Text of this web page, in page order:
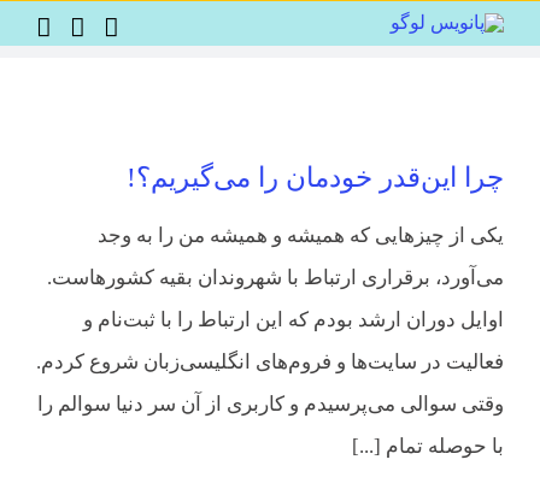
to
چرا این‌قدر خودمان را می‌گیریم؟!
یکی از چیزهایی که همیشه و همیشه من را به وجد
می‌آورد، برقراری ارتباط با شهروندان بقیه کشورهاست.
اوایل دوران ارشد بودم که این ارتباط را با ثبت‌نام و
فعالیت در سایت‌ها و فروم‌های انگلیسی‌زبان شروع کردم.
وقتی سوالی می‌پرسیدم و کاربری از آن سر دنیا سوالم را
با حوصله تمام [...]